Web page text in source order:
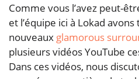
Comme vous l’avez peut-
et l’équipe ici à Lokad
nouveaux glamorous
plusieurs vidéos YouTube
Dans ces vidéos, nous